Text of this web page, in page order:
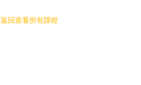
返回查看所有課程